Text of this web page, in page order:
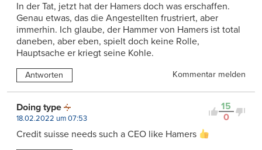
In der Tat, jetzt hat der Hamers doch was erschaffen.
Genau etwas, das die Angestellten frustriert, aber
immerhin. Ich glaube, der Hammer von Hamers ist total
daneben, aber eben, spielt doch keine Rolle,
Hauptsache er kriegt seine Kohle.
Antworten Kommentar melden
15
0
Doing type
18.02.2022 um 07:53
Credit suisse needs such a CEO like Hamers